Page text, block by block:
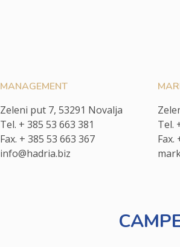
MANAGEMENT
Zeleni put 7, 53291 Novalja
Tel. + 385 53 663 381
Fax. + 385 53 663 367
info@hadria.biz
Tel.
Fax.